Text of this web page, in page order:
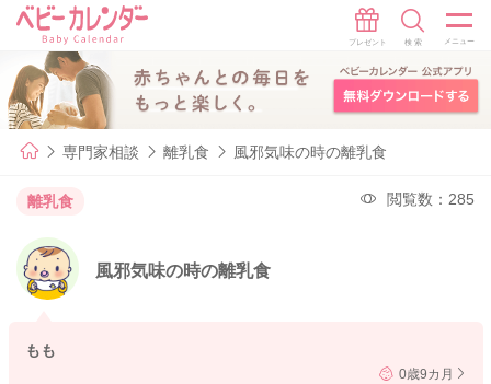
専門家相談 離乳食 風邪気味の時の離乳食
離乳食 閲覧数：285
風邪気味の時の離乳食
もも
0歳9カ月